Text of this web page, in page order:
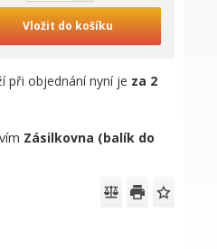
Vložit do košíku
při objednání nyní je za 2
Zásilkovna (balík do